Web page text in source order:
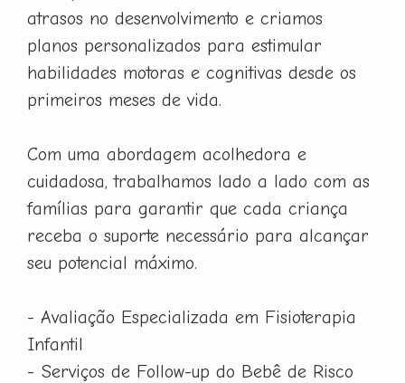
atrasos no desenvolvimento e criamos
planos personalizados para estimular
habilidades motoras e cognitivas desde os
primeiros meses de vida.
Com uma abordagem acolhedora e
cuidadosa, trabalhamos lado a lado com as
famílias para garantir que cada criança
receba o suporte necessário para alcançar
seu potencial máximo.
- Avaliação Especializada em Fisioterapia
Infantil
- Serviços de Follow-up do Bebê de Risco